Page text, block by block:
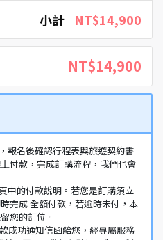
小計 NT$14,900
NT$14,900
報名後確認行程表與旅遊契約書
付款，完成訂購流程，我們也會
中的付款說明。若您是訂購須立
完成 全額付款，若逾時未付，本
您的訂位。
成功通知信函給您，經專屬服務